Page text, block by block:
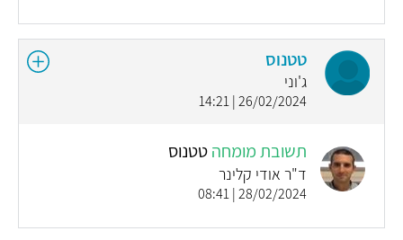
טטנוס
ג'וני
26/02/2024 | 14:21
תשובת מומחהטטנוס
ד"ר אודי קלינר
28/02/2024 | 08:41